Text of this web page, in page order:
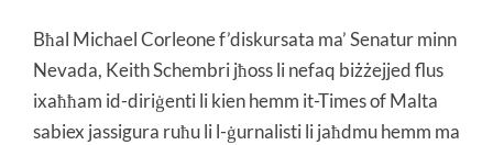
Bħal Michael Corleone f’diskursata ma’ Senatur minn
Nevada, Keith Schembri jħoss li nefaq biżżejjed flus
ixaħħam id-diriġenti li kien hemm it-Times of Malta
sabiex jassigura ruħu li l-ġurnalisti li jaħdmu hemm ma